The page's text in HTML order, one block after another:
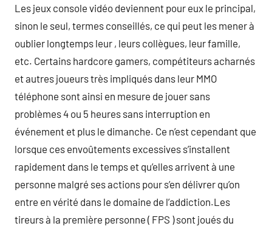
Les jeux console vidéo deviennent pour eux le principal,
sinon le seul, termes conseillés, ce qui peut les mener à
oublier longtemps leur , leurs collègues, leur famille,
etc. Certains hardcore gamers, compétiteurs acharnés
et autres joueurs très impliqués dans leur MMO
téléphone sont ainsi en mesure de jouer sans
problèmes 4 ou 5 heures sans interruption en
événement et plus le dimanche. Ce n’est cependant que
lorsque ces envoûtements excessives s’installent
rapidement dans le temps et qu’elles arrivent à une
personne malgré ses actions pour s’en délivrer qu’on
entre en vérité dans le domaine de l’addiction.Les
tireurs à la première personne ( FPS ) sont joués du